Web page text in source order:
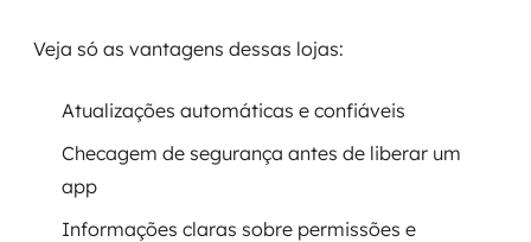
Veja só as vantagens dessas lojas:
Atualizações automáticas e confiáveis
Checagem de segurança antes de liberar um
app
Informações claras sobre permissões e